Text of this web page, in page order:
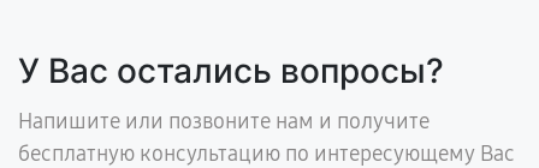
У Вас остались вопросы?
Напишите или позвоните нам и получите
бесплатную консультацию по интересующему Вас